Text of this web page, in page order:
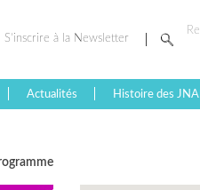
S’inscrire à la Newsletter
Actualités Histoire des JNAI